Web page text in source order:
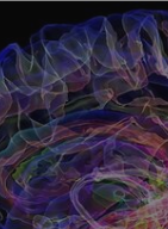
ke konci.